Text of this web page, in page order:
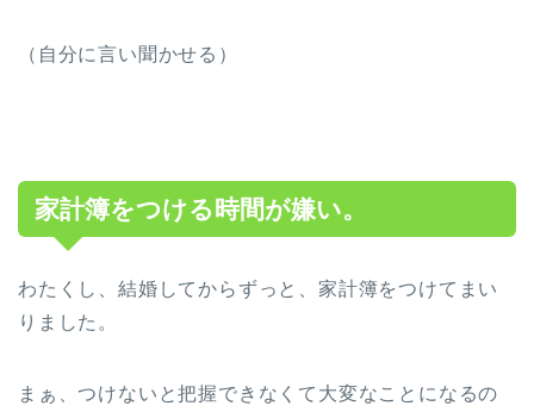
（自分に言い聞かせる）
家計簿をつける時間が嫌い。
わたくし、結婚してからずっと、家計簿をつけてまい
りました。
まぁ、つけないと把握できなくて大変なことになるの